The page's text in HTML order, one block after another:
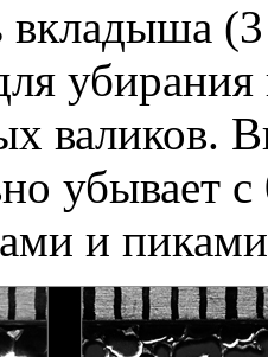
вкладыша
валиков.
убывает
и